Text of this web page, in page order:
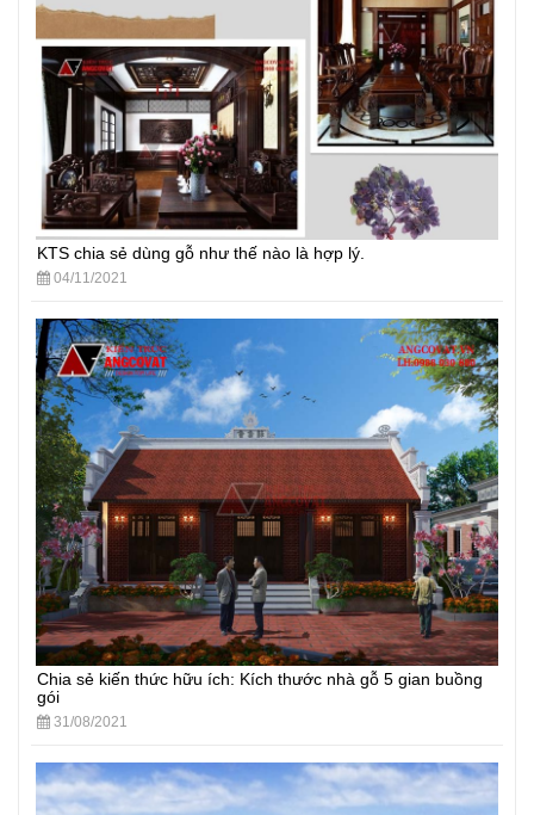
KTS chia sẻ dùng gỗ như thế nào là hợp lý.
04/11/2021
Chia sẻ kiến thức hữu ích: Kích thước nhà gỗ 5 gian buồng
gói
31/08/2021